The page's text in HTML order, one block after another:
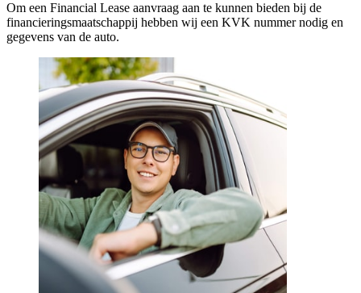
Om een Financial Lease aanvraag aan te kunnen bieden bij de
financieringsmaatschappij hebben wij een KVK nummer nodig en
gegevens van de auto.